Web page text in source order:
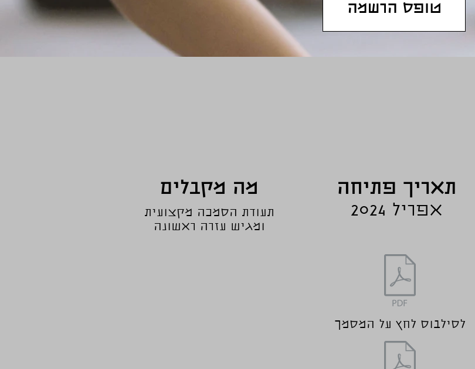
טופס הרשמה
מה מקבלים
תעודת הסמכה מקצועית
ומגיש עזרה ראשונה
תאריך פתיחה
אפריל 2024
לסילבוס לחץ על המסמך